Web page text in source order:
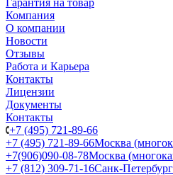
Гарантия на товар
Компания
О компании
Новости
Отзывы
Работа и Карьера
Контакты
Лицензии
Документы
Контакты
+7 (495) 721-89-66
+7 (495) 721-89-66Москва
+7(906)090-08-78Москва
+7 (812) 309-71-16Санк-Петербург